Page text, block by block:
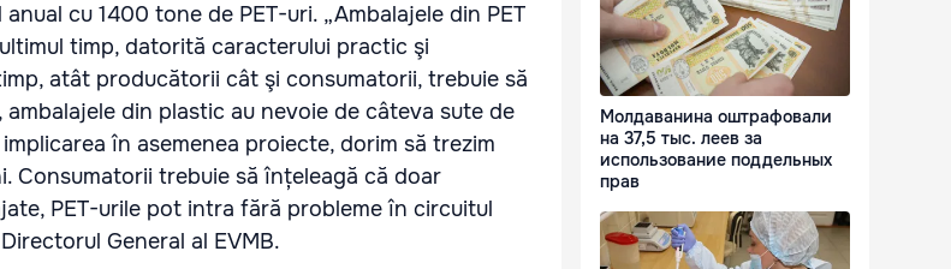
cu 1400 tone de PET-uri. „Ambalajele din PET
timp, datorită caracterului practic şi
atât producătorii cât şi consumatorii, trebuie să
din plastic au nevoie de câteva sute de
în asemenea proiecte, dorim să trezim
Consumatorii trebuie să înțeleagă că doar
PET-urile pot intra fără probleme în circuitul
General al EVMB.
Молдаванина оштрафовали
на 37,5 тыс. леев за
использование поддельных
прав